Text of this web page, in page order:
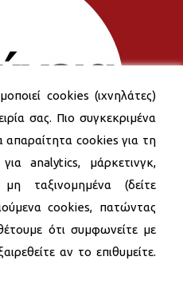
cookies (ιχνηλάτες)
σας. Πιο συγκεκριμένα
απαραίτητα cookies για τη
analytics, μάρκετινγκ,
ταξινομημένα (δείτε
cookies, πατώντας
ότι συμφωνείτε με
αν το επιθυμείτε.